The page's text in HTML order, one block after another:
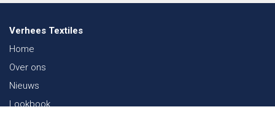
Verhees Textiles
Home
Over ons
Nieuws
Lookbook